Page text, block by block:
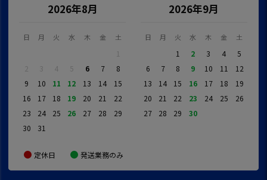
2026年8月
日 月 火 水 木 金 土
1
2
3 4 5 6 7
8
9
10 11 12 13 14
15
16
17 18 19 20 21
22
23
24 25 26 27 28
29
30
31
2026年9月
日 月 火 水 木 金 土
1 2 3 4
5
6
7 8 9 10 11
12
13
14 15 16 17 18
19
20
21 22 23 24 25
26
27
28 29 30
定休日 発送業務のみ